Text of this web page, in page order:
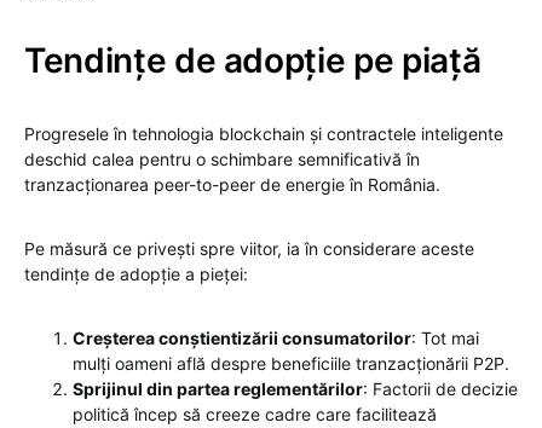
Tendințe de adopție pe piață
Progresele în tehnologia blockchain și contractele inteligente
deschid calea pentru o schimbare semnificativă în
tranzacționarea peer-to-peer de energie în România.
Pe măsură ce privești spre viitor, ia în considerare aceste
tendințe de adopție a pieței:
Creșterea conștientizării consumatorilor: Tot mai
mulți oameni află despre beneficiile tranzacționării P2P.
Sprijinul din partea reglementărilor: Factorii de decizie
politică încep să creeze cadre care facilitează